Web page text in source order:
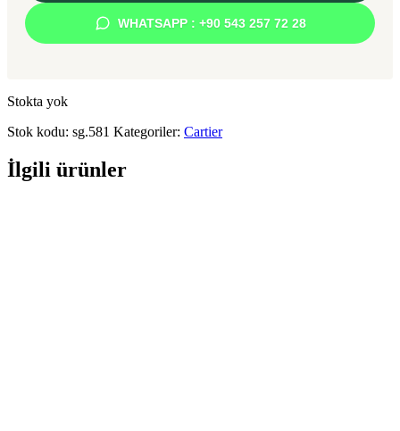
WHATSAPP : +90 543 257 72 28
Stokta yok
Stok kodu: sg.581 Kategoriler: Cartier
İlgili ürünler